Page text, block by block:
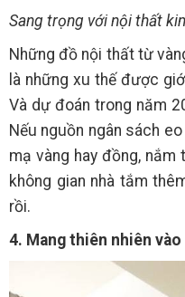
Sang trọng với nội thất
Những đồ nội thất từ
là những xu thế được
Và dự đoán trong năm
Nếu nguồn ngân sách
mạ vàng hay đồng,
không gian nhà tắm
rồi.
4. Mang thiên nhiên vào